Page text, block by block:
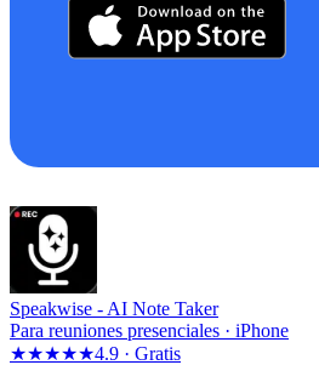
Speakwise - AI Note Taker
Para reuniones presenciales · iPhone
★★★★★4.9 · Gratis